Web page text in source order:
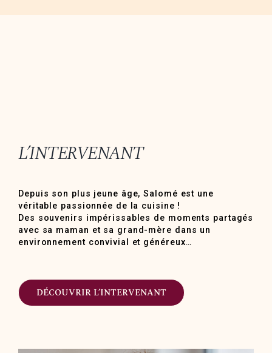
L’INTERVENANT
Depuis son plus jeune âge, Salomé est une
véritable passionnée de la cuisine !
Des souvenirs impérissables de moments partagés
avec sa maman et sa grand-mère dans un
environnement convivial et généreux…
DÉCOUVRIR L’INTERVENANT